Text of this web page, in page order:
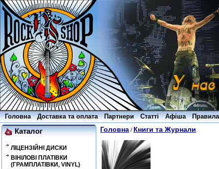
Головна Доставка та оплата Партнери Статті Афіша
Каталог
ЛІЦЕНЗІЙНІ ДИСКИ
ВІНІЛОВІ ПЛАТІВКИ
(ГРАМПЛАТІВКИ, VINYL)
Головна / Книги та Журнали